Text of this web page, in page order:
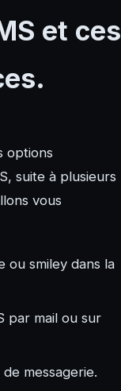
et ces
options
suite à plusieurs
vous
ou smiley dans la
par mail ou sur
messagerie.